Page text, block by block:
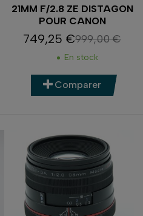
21MM F/2.8 ZE DISTAGON
POUR CANON
Prix
749,25 €Prix de base
999,00 €
En stock
Comparer